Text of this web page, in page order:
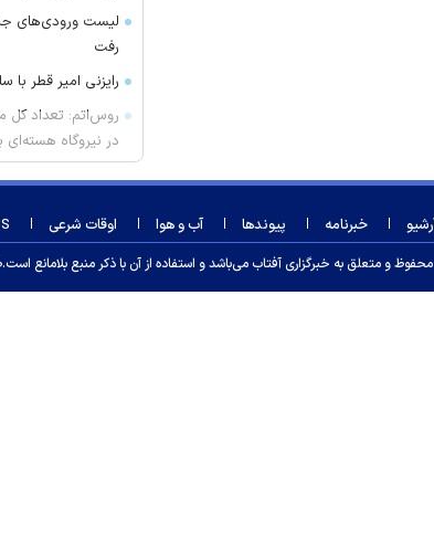
لیست ورودی‌های
رفت
رایزنی امیر قطر با
روس‌اتم: تعداد
رسیده است
که گره‌گشای
هستند
نتانیاهو: تا من
خبرنامه پیوندها آب و هوا اوقات شرعی
و متعلق به خبرگزاری آفتاب می‌باشد و استفاده از آن با ذکر منبع بلامانع است.